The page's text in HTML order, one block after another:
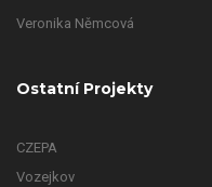
Veronika Němcová
Ostatní Projekty
CZEPA
Vozejkov